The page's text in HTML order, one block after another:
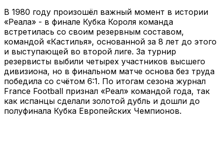
В 1980 году произошёл важный момент в истории
«Реала» - в финале Кубка Короля команда
встретилась со своим резервным составом,
командой «Кастилья», основанной за 8 лет до этого
и выступающей во второй лиге. За турнир
резервисты выбили четырех участников высшего
дивизиона, но в финальном матче основа без труда
победила со счётом 6:1. По итогам сезона журнал
France Football признал «Реал» командой года, так
как испанцы сделали золотой дубль и дошли до
полуфинала Кубка Европейских Чемпионов.